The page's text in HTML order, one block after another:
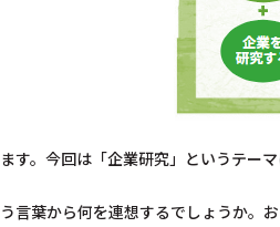
す。今回は「企業研究」というテー
言葉から何を連想するでしょうか。